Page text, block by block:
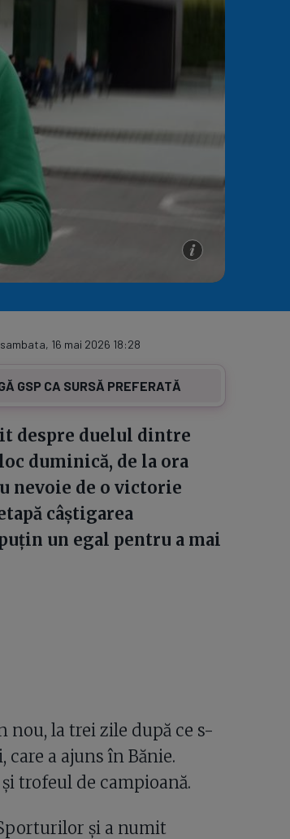
16 mai 2026 18:28
GSP CA SURSĂ PREFERATĂ
despre duelul dintre
loc duminică, de la ora
nevoie de o victorie
câștigarea
un egal pentru a mai
nou, la trei zile după ce s-
a ajuns în Bănie.
trofeul de campioană.
și a numit